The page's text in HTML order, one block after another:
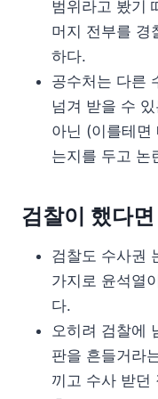
범위라고 봤기
머지 전부를 경
하다.
공수처는 다른
넘겨 받을 수
아닌 (이를테면
는지를 두고 논
검찰이 했다
검찰도 수사권
가지로 윤석열
다.
오히려 검찰에
판을 흔들거라
끼고 수사 받던